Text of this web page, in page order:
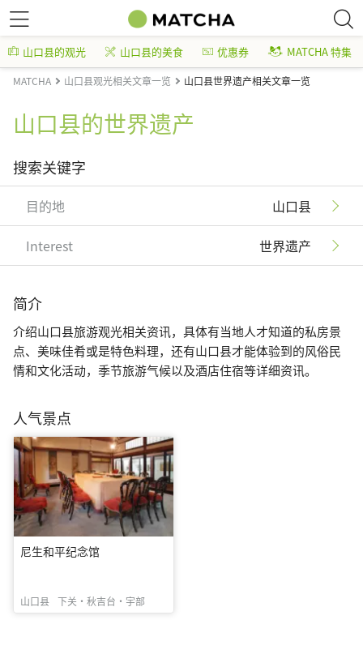
山口县的观光 山口县的美食 优惠券 MATCHA 特集
MATCHA 山口县观光相关文章一览 山口县世界遗产相关文章一览
山口县的世界遗产
搜索关键字
目的地 山口县
Interest 世界遗产
简介
介绍山口县旅游观光相关资讯，具体有当地人才知道的私房景
点、美味佳肴或是特色料理，还有山口县才能体验到的风俗民
情和文化活动，季节旅游气候以及酒店住宿等详细资讯。
人气景点
尼生和平纪念馆
山口县 下关・秋吉台・宇部